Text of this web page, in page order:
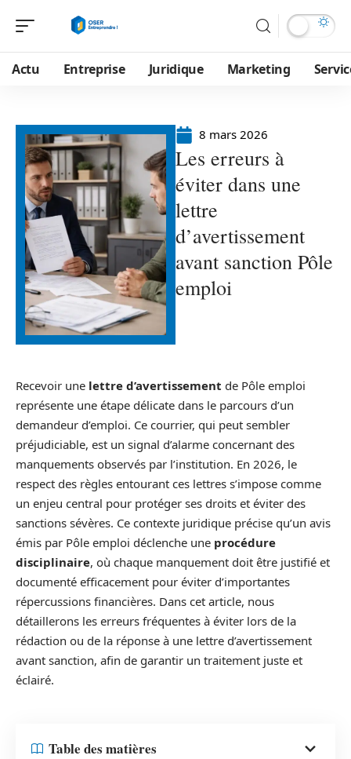
Actu Entreprise Juridique Marketing
8 mars 2026
Les erreurs à
éviter dans une
lettre
d’avertissement
avant sanction Pôle
emploi
Recevoir une lettre d’avertissement de Pôle emploi
représente une étape délicate dans le parcours d’un
demandeur d’emploi. Ce courrier, qui peut sembler
préjudiciable, est un signal d’alarme concernant des
manquements observés par l’institution. En 2026, le
respect des règles entourant ces lettres s’impose comme
un enjeu central pour protéger ses droits et éviter des
sanctions sévères. Ce contexte juridique précise qu’un avis
émis par Pôle emploi déclenche une procédure
disciplinaire, où chaque manquement doit être justifié et
documenté efficacement pour éviter d’importantes
répercussions financières. Dans cet article, nous
détaillerons les erreurs fréquentes à éviter lors de la
rédaction ou de la réponse à une lettre d’avertissement
avant sanction, afin de garantir un traitement juste et
éclairé.
Table des matières